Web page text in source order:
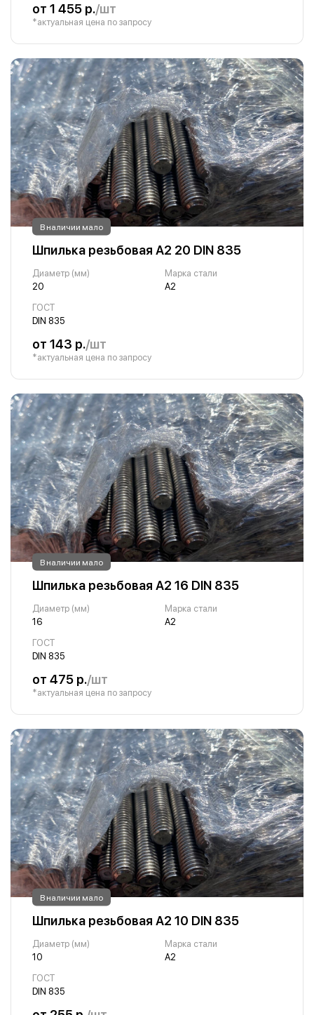
от 1 455 р./шт
*актуальная цена по запросу
В наличии мало
Шпилька резьбовая А2 20 DIN 835
Диаметр (мм)
20
Марка стали
А2
ГОСТ
DIN 835
от 143 р./шт
*актуальная цена по запросу
В наличии мало
Шпилька резьбовая А2 16 DIN 835
Диаметр (мм)
16
Марка стали
А2
ГОСТ
DIN 835
от 475 р./шт
*актуальная цена по запросу
В наличии мало
Шпилька резьбовая А2 10 DIN 835
Диаметр (мм)
10
Марка стали
А2
ГОСТ
DIN 835